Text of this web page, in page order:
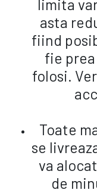
limita
asta
fiind
fie prea
folosi.
Toate
se
va
de